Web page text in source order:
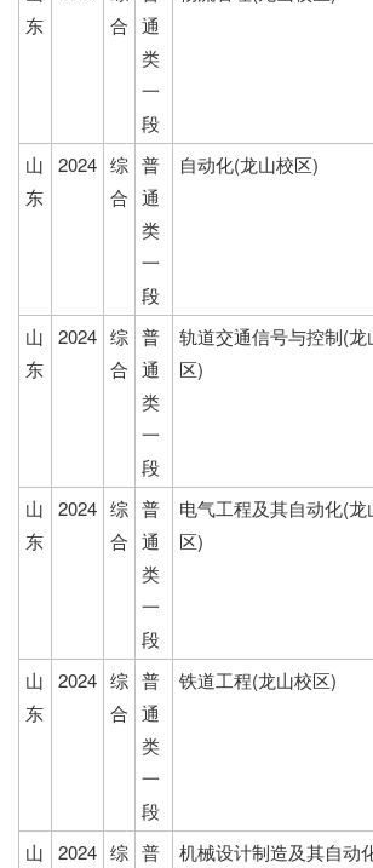
东
合 通
类
一
段
山
东
2024 综
合
普
通
类
一
段
自动化(龙山校区)
山
东
2024 综
合
普
通
类
一
段
轨道交通信号与控制(龙
区)
山
东
2024 综
合
普
通
类
一
段
电气工程及其自动化(龙
区)
山
东
2024 综
合
普
通
类
一
段
铁道工程(龙山校区)
山 2024 综 普 机械设计制造及其自动